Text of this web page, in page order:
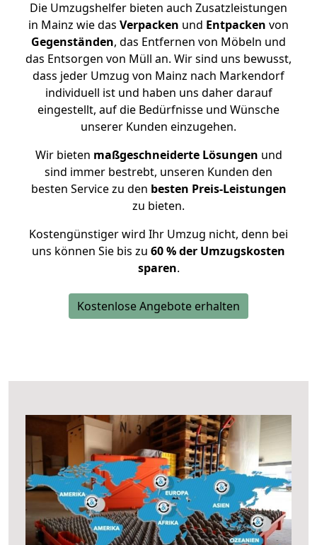
Die Umzugshelfer bieten auch Zusatzleistungen
in Mainz wie das Verpacken und Entpacken von
Gegenständen, das Entfernen von Möbeln und
das Entsorgen von Müll an. Wir sind uns bewusst,
dass jeder Umzug von Mainz nach Markendorf
individuell ist und haben uns daher darauf
eingestellt, auf die Bedürfnisse und Wünsche
unserer Kunden einzugehen.
Wir bieten maßgeschneiderte Lösungen und
sind immer bestrebt, unseren Kunden den
besten Service zu den besten Preis-Leistungen
zu bieten.
Kostengünstiger wird Ihr Umzug nicht, denn bei
uns können Sie bis zu 60 % der Umzugskosten
sparen.
Kostenlose Angebote erhalten